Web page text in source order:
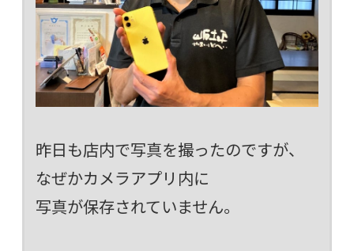
昨日も店内で写真を撮ったのですが、
なぜかカメラアプリ内に
写真が保存されていません。